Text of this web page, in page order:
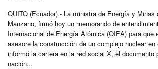
QUITO (Ecuador).- La ministra de Energía y Minas
Manzano, firmó hoy un memorando de
Internacional de Energía Atómica (OIEA) para que
asesore la construcción de un complejo nuclear
informó la cartera en la red social X, el documento
nación...